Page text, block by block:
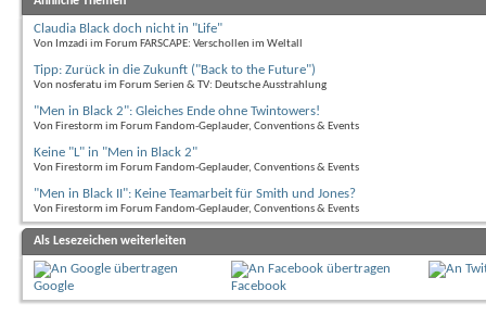
Claudia Black doch nicht in "Life"
Von Imzadi im Forum FARSCAPE: Verschollen im Weltall
Tipp: Zurück in die Zukunft ("Back to the Future")
Von nosferatu im Forum Serien & TV: Deutsche Ausstrahlung
"Men in Black 2": Gleiches Ende ohne Twintowers!
Von Firestorm im Forum Fandom-Geplauder, Conventions & Events
Keine "L" in "Men in Black 2"
Von Firestorm im Forum Fandom-Geplauder, Conventions & Events
"Men in Black II": Keine Teamarbeit für Smith und Jones?
Von Firestorm im Forum Fandom-Geplauder, Conventions & Events
Als Lesezeichen weiterleiten
Google Facebook